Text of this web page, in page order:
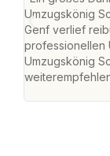
Umzugskönig
Genf verlief
professionellen
Umzugskönig